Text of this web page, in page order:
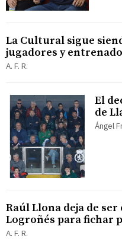
La Cultural sigue
jugadores y
A. F. R.
El
de
Ángel
Raúl Llona deja de
Logroñés para fichar
A. F. R.